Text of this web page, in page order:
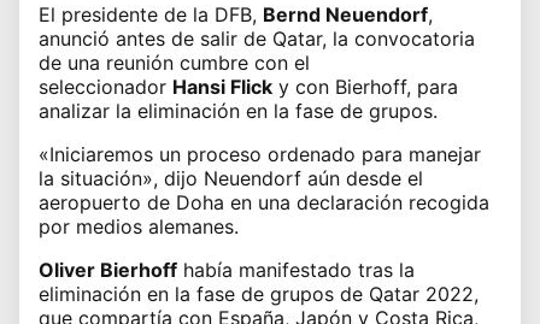
El presidente de la DFB, Bernd Neuendorf,
anunció antes de salir de Qatar, la convocatoria
de una reunión cumbre con el
seleccionador Hansi Flick y con Bierhoff, para
analizar la eliminación en la fase de grupos.
«Iniciaremos un proceso ordenado para manejar
la situación», dijo Neuendorf aún desde el
aeropuerto de Doha en una declaración recogida
por medios alemanes.
Oliver Bierhoff había manifestado tras la
eliminación en la fase de grupos de Qatar 2022,
que compartía con España, Japón y Costa Rica,